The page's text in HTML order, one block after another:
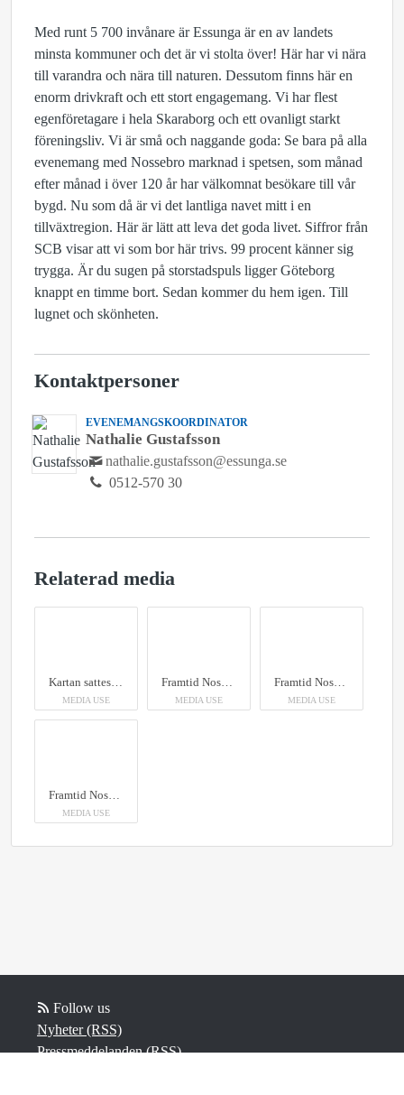
Med runt 5 700 invånare är Essunga är en av landets
minsta kommuner och det är vi stolta över! Här har vi nära
till varandra och nära till naturen. Dessutom finns här en
enorm drivkraft och ett stort engagemang. Vi har flest
egenföretagare i hela Skaraborg och ett ovanligt starkt
föreningsliv. Vi är små och naggande goda: Se bara på alla
evenemang med Nossebro marknad i spetsen, som månad
efter månad i över 120 år har välkomnat besökare till vår
bygd. Nu som då är vi det lantliga navet mitt i en
tillväxtregion. Här är lätt att leva det goda livet. Siffror från
SCB visar att vi som bor här trivs. 99 procent känner sig
trygga. Är du sugen på storstadspuls ligger Göteborg
knappt en timme bort. Sedan kommer du hem igen. Till
lugnet och skönheten.
Kontaktpersoner
EVENEMANGSKOORDINATOR
Nathalie Gustafsson
nathalie.gustafsson@essunga.se
0512-570 30
Relaterad media
MEDIA USE MEDIA USE MEDIA USE
MEDIA USE
Follow us
Nyheter (RSS)
Pressmeddelanden (RSS)